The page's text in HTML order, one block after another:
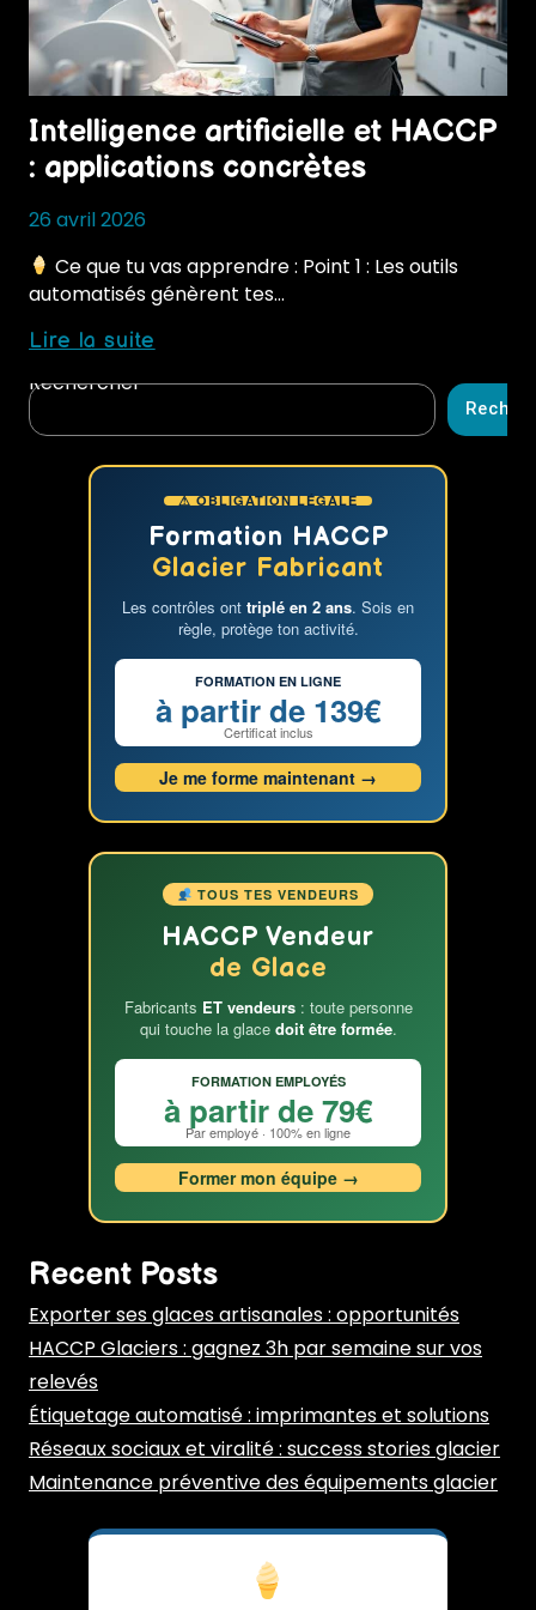
Intelligence artificielle et HACCP
: applications concrètes
26 avril 2026
Ce que tu vas apprendre : Point 1 : Les outils
automatisés génèrent tes…
Lire la suite
concrètes
Rechercher
⚠ OBLIGATION LÉGALE
Formation HACCP
Glacier Fabricant
Les contrôles ont triplé en 2 ans. Sois en
règle, protège ton activité.
FORMATION EN LIGNE
à partir de 139€
Certificat inclus
Je me forme maintenant →
TOUS TES VENDEURS
HACCP Vendeur
de Glace
Fabricants ET vendeurs: toute personne
qui touche la glace doit être formée.
FORMATION EMPLOYÉS
à partir de 79€
Par employé · 100% en ligne
Former mon équipe →
Recent Posts
Exporter ses glaces artisanales : opportunités
HACCP Glaciers : gagnez 3h par semaine sur vos
relevés
Étiquetage automatisé : imprimantes et solutions
Réseaux sociaux et viralité : success stories glacier
Maintenance préventive des équipements glacier